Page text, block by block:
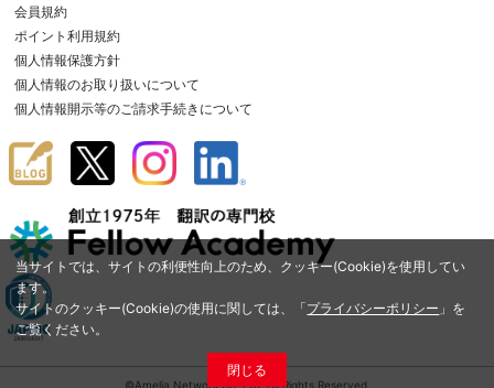
当サイトでは、サイトの利便性向上のため、クッキー(Cookie)を使用してい
ます。
サイトのクッキー(Cookie)の使用に関しては、「プライバシーポリシー 」を
ご覧ください。
閉じる
会員規約
ポイント利用規約
個人情報保護方針
個人情報のお取り扱いについて
個人情報開示等のご請求手続きについて
©Amelia Network Co.,Ltd. All Rights Reserved.